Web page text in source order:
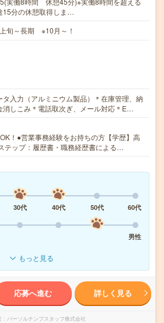
15分の休憩取得しま…
旬～長期 ※10月～！
タ入力（アルミニウム製品）＊在庫管理、納
消しこみ＊電話取次ぎ、メール対応＊E…
！●営業事務経験をお持ちの方【学歴】高
テップ：履歴書・職務経歴書による…
30代 40代 50代
60代
男性
もっと見る
応募へ進む 詳しく見る
パーソルテンプスタッフ株式会社